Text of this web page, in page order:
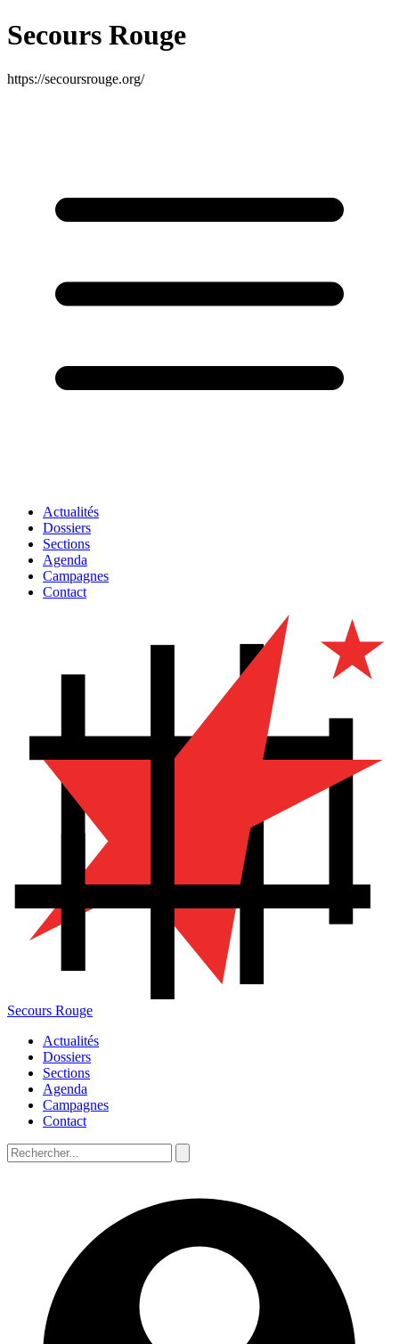
Secours Rouge
https://secoursrouge.org/
Actualités
Dossiers
Sections
Agenda
Campagnes
Contact
Secours Rouge
Actualités
Dossiers
Sections
Agenda
Campagnes
Contact